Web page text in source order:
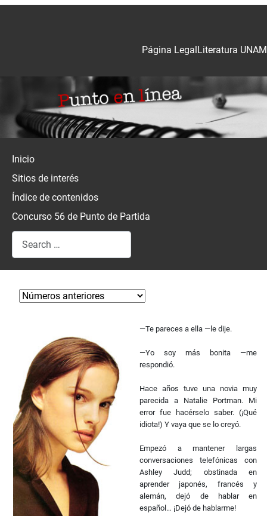
Literatura UNAM
Página Legal
Inicio
Sitios de interés
Índice de contenidos
Concurso 56 de Punto de Partida
Search
—Te pareces a ella —le dije.
—Yo soy más bonita —me
respondió.
Hace años tuve una novia muy
parecida a Natalie Portman. Mi
error fue hacérselo saber. (¡Qué
idiota!) Y vaya que se lo creyó.
Empezó a mantener largas
conversaciones telefónicas con
Ashley Judd; obstinada en
aprender japonés, fran­cés y
alemán, dejó de hablar en
español… ¡Dejó de hablarme!